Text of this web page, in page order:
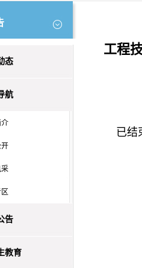
态
航
开
告
教育
工程
已结